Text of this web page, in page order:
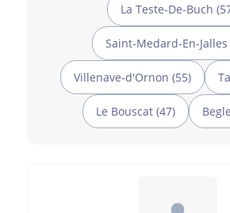
La Teste-De-Buch
Saint-Medard-En-Jalles
Villenave-d'Ornon (55)
Le Bouscat (47)